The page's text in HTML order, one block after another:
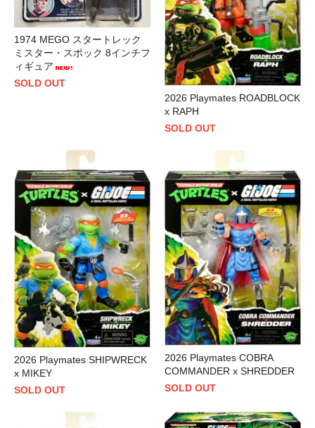
1974 MEGO スタートレック
ミスター・スポック 8インチフ
ィギュア
SOLD OUT
2026 Playmates ROADBLOCK
x RAPH
SOLD OUT
2026 Playmates SHIPWRECK
x MIKEY
SOLD OUT
2026 Playmates COBRA
COMMANDER x SHREDDER
SOLD OUT